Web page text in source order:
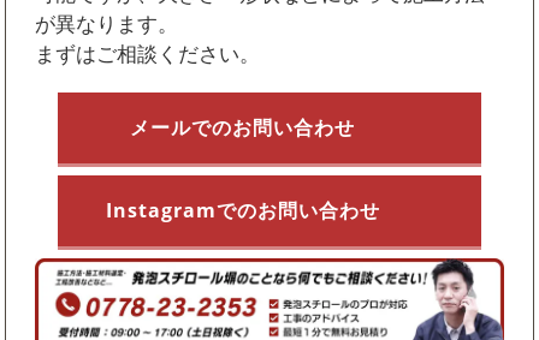
が異なります。
まずはご相談ください。
メールでのお問い合わせ
Instagramでのお問い合わせ